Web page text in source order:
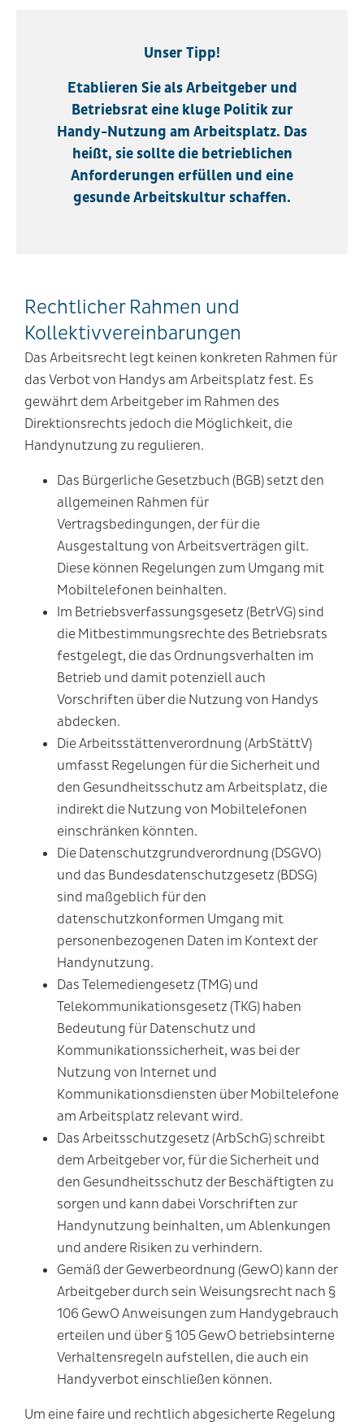
Unser Tipp!
Etablieren Sie als Arbeitgeber und
Betriebsrat eine kluge Politik zur
Handy-Nutzung am Arbeitsplatz. Das
heißt, sie sollte die betrieblichen
Anforderungen erfüllen und eine
gesunde Arbeitskultur schaffen.
Rechtlicher Rahmen und
Kollektivvereinbarungen
Das Arbeitsrecht legt keinen konkreten Rahmen für
das Verbot von Handys am Arbeitsplatz fest. Es
gewährt dem Arbeitgeber im Rahmen des
Direktionsrechts jedoch die Möglichkeit, die
Handynutzung zu regulieren.
Das Bürgerliche Gesetzbuch (BGB)setzt den
allgemeinen Rahmen für
Vertragsbedingungen, der für die
Ausgestaltung von Arbeitsverträgen gilt.
Diese können Regelungen zum Umgang mit
Mobiltelefonen beinhalten.
Im Betriebsverfassungsgesetz (BetrVG)sind
die Mitbestimmungsrechte des Betriebsrats
festgelegt, die das Ordnungsverhalten im
Betrieb und damit potenziell auch
Vorschriften über die Nutzung von Handys
abdecken.
DieArbeitsstättenverordnung (ArbStättV)
umfasst Regelungen für die Sicherheit und
den Gesundheitsschutz am Arbeitsplatz, die
indirekt die Nutzung von Mobiltelefonen
einschränken könnten.
DieDatenschutzgrundverordnung (DSGVO)
und das Bundesdatenschutzgesetz (BDSG)
sind maßgeblich für den
datenschutzkonformen Umgang mit
personenbezogenen Daten im Kontext der
Handynutzung.
DasTelemediengesetz (TMG)und
Telekommunikationsgesetz (TKG)haben
Bedeutung für Datenschutz und
Kommunikationssicherheit, was bei der
Nutzung von Internet und
Kommunikationsdiensten über Mobiltelefone
am Arbeitsplatz relevant wird.
DasArbeitsschutzgesetz (ArbSchG)schreibt
dem Arbeitgeber vor, für die Sicherheit und
den Gesundheitsschutz der Beschäftigten zu
sorgen und kann dabei Vorschriften zur
Handynutzung beinhalten, um Ablenkungen
und andere Risiken zu verhindern.
Gemäß derGewerbeordnung (GewO)kann der
Arbeitgeber durch sein Weisungsrecht nach §
106 GewO Anweisungen zum Handygebrauch
erteilen und über § 105 GewO betriebsinterne
Verhaltensregeln aufstellen, die auch ein
Handyverbot einschließen können.
Um eine faire und rechtlich abgesicherte Regelung